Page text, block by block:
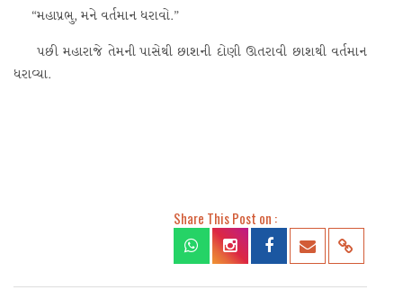
“મહાપ્રભુ, મને વર્તમાન ધરાવો.”
પછી મહારાજે તેમની પાસેથી છાશની દોણી ઊતરાવી છાશથી વર્તમાન
ધરાવ્યા.
Share This Post on :